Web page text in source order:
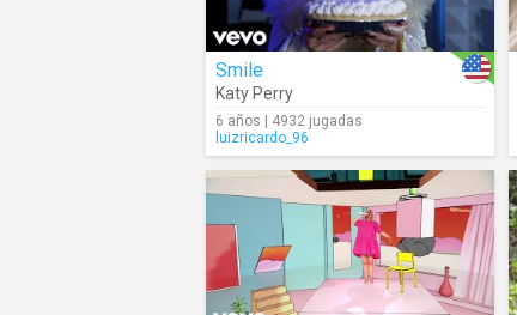
Smile
Katy Perry
6 años | 4932 jugadas
luizricardo_96